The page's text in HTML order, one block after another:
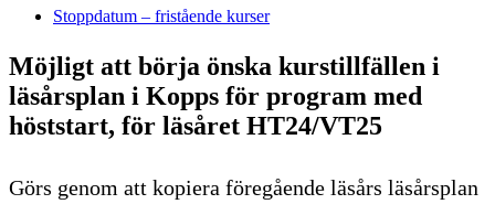
Stoppdatum – fristående kurser
Möjligt att börja önska kurstillfällen i
läsårsplan i Kopps för program med
höststart, för läsåret HT24/VT25
Görs genom att kopiera föregående läsårs läsårsplan